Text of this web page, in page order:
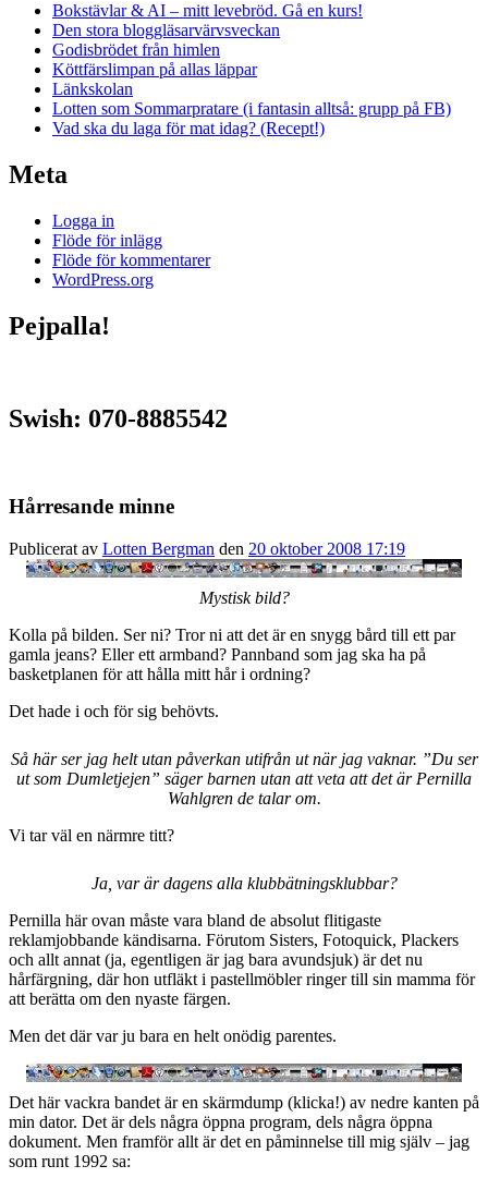
Bokstävlar & AI – mitt levebröd. Gå en kurs!
Den stora bloggläsarvärvsveckan
Godisbrödet från himlen
Köttfärslimpan på allas läppar
Länkskolan
Lotten som Sommarpratare (i fantasin alltså: grupp på FB)
Vad ska du laga för mat idag? (Recept!)
Meta
Logga in
Flöde för inlägg
Flöde för kommentarer
WordPress.org
Pejpalla!
Swish: 070-8885542
Hårresande minne
Publicerat av Lotten Bergman den 20 oktober 2008 17:19
Mystisk bild?
Kolla på bilden. Ser ni? Tror ni att det är en snygg bård till ett par
gamla jeans? Eller ett armband? Pannband som jag ska ha på
basketplanen för att hålla mitt hår i ordning?
Det hade i och för sig behövts.
Så här ser jag helt utan påverkan utifrån ut när jag vaknar. ”Du ser
ut som Dumletjejen” säger barnen utan att veta att det är Pernilla
Wahlgren de talar om.
Vi tar väl en närmre titt?
Ja, var är dagens alla klubbätningsklubbar?
Pernilla här ovan måste vara bland de absolut flitigaste
reklamjobbande kändisarna. Förutom Sisters, Fotoquick, Plackers
och allt annat (ja, egentligen är jag bara avundsjuk) är det nu
hårfärgning, där hon utfläkt i pastellmöbler ringer till sin mamma för
att berätta om den nyaste färgen.
Men det där var ju bara en helt onödig parentes.
Det här vackra bandet är en skärmdump (klicka!) av nedre kanten på
min dator. Det är dels några öppna program, dels några öppna
dokument. Men framför allt är det en påminnelse till mig själv – jag
som runt 1992 sa: